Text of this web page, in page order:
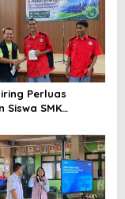
Perluas
Siswa SMK
Iklim